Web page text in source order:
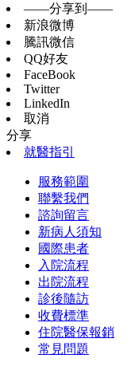
——分享到——
新浪微博
騰訊微信
QQ好友
FaceBook
Twitter
LinkedIn
取消
分享
就醫指引
服務範圍
聯繫我們
諮詢留言
新病人須知
國際患者
入院流程
出院流程
診後隨訪
收費標準
住院醫保報銷
常見問題